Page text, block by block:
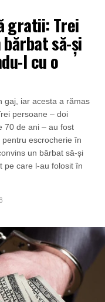
gratii: Trei
să-și
l cu o
gaj, iar acesta a rămas
persoane – doi
70 de ani – au fost
escrocherie în
un bărbat să-și
pe care l-au folosit în